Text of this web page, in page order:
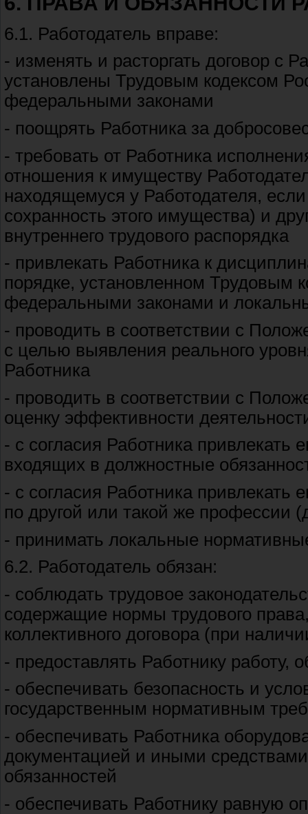
6.1. Работодатель вправе:
- изменять и расторгать договор с
установлены Трудовым кодексом
федеральными законами
- поощрять Работника за
- требовать от Работника
отношения к имуществу
находящемуся у Работодателя,
сохранность этого имущества) и
внутреннего трудового распорядка
- привлекать Работника к
порядке, установленном Трудовым
федеральными законами и
- проводить в соответствии с
с целью выявления реального
Работника
- проводить в соответствии с
оценку эффективности
- с согласия Работника привлекать
входящих в должностные
- с согласия Работника
по другой или такой же профессии
- принимать локальные
6.2. Работодатель обязан:
- соблюдать трудовое
содержащие нормы трудового
коллективного договора (при
- предоставлять Работнику работу,
- обеспечивать безопасность и
государственным нормативным
- обеспечивать Работника
документацией и иными
обязанностей
- обеспечивать Работнику равную